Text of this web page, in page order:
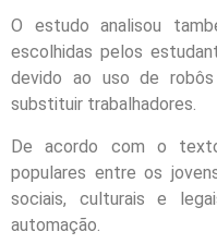
O estudo analisou
escolhidas pelos
devido ao uso de
substituir trabalhadores.
De acordo com o
populares entre os
sociais, culturais e
automação.